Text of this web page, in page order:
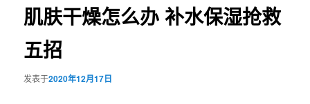
航
肌肤干燥怎么办 补水保湿抢救
五招
发表于2020年12月17日